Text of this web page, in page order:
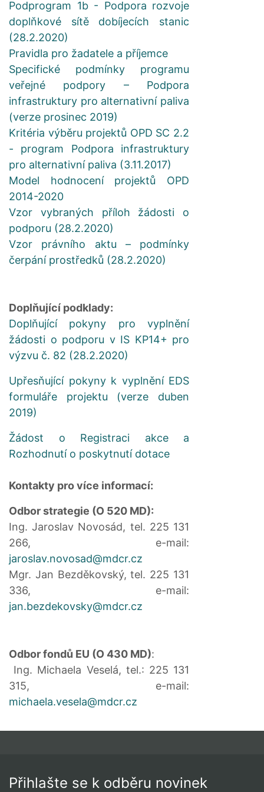
Podprogram 1b - Podpora rozvoje
doplňkové sítě dobíjecích stanic
(28.2.2020)
Pravidla pro žadatele a příjemce
Specifické podmínky programu
veřejné podpory – Podpora
infrastruktury pro alternativní paliva
(verze prosinec 2019)
Kritéria výběru projektů OPD SC 2.2
- program Podpora infrastruktury
pro alternativní paliva (3.11.2017)
Model hodnocení projektů OPD
2014-2020
Vzor vybraných příloh žádosti o
podporu (28.2.2020)
Vzor právního aktu – podmínky
čerpání prostředků (28.2.2020)
Doplňující podklady:
Doplňující pokyny pro vyplnění
žádosti o podporu v IS KP14+ pro
výzvu č. 82 (28.2.2020)
Upřesňující pokyny k vyplnění EDS
formuláře projektu (verze duben
2019)
Žádost o Registraci akce a
Rozhodnutí o poskytnutí dotace
Kontakty pro více informací:
Odbor strategie (O 520 MD):
Ing. Jaroslav Novosád, tel. 225 131
266, e-mail:
jaroslav.novosad@mdcr.cz
Mgr. Jan Bezděkovský, tel. 225 131
336, e-mail:
jan.bezdekovsky@mdcr.cz
Odbor fondů EU (O 430 MD):
Ing. Michaela Veselá, tel.: 225 131
315, e-mail:
michaela.vesela@mdcr.cz
Přihlašte se k odběru novinek